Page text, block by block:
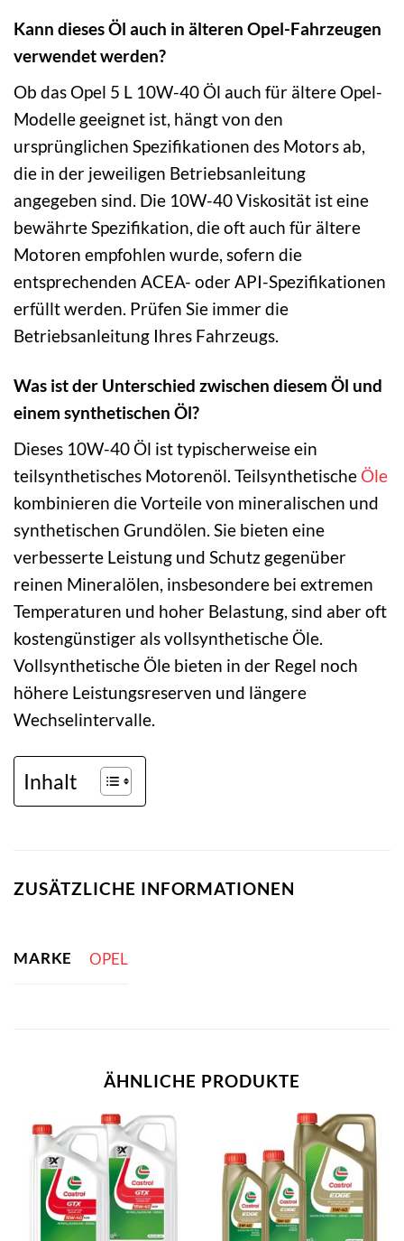
Kann dieses Öl auch in älteren Opel-Fahrzeugen
verwendet werden?
Ob das Opel 5 L 10W-40 Öl auch für ältere Opel-
Modelle geeignet ist, hängt von den
ursprünglichen Spezifikationen des Motors ab,
die in der jeweiligen Betriebsanleitung
angegeben sind. Die 10W-40 Viskosität ist eine
bewährte Spezifikation, die oft auch für ältere
Motoren empfohlen wurde, sofern die
entsprechenden ACEA- oder API-Spezifikationen
erfüllt werden. Prüfen Sie immer die
Betriebsanleitung Ihres Fahrzeugs.
Was ist der Unterschied zwischen diesem Öl und
einem synthetischen Öl?
Dieses 10W-40 Öl ist typischerweise ein
teilsynthetisches Motorenöl. Teilsynthetische Öle
kombinieren die Vorteile von mineralischen und
synthetischen Grundölen. Sie bieten eine
verbesserte Leistung und Schutz gegenüber
reinen Mineralölen, insbesondere bei extremen
Temperaturen und hoher Belastung, sind aber oft
kostengünstiger als vollsynthetische Öle.
Vollsynthetische Öle bieten in der Regel noch
höhere Leistungsreserven und längere
Wechselintervalle.
Inhalt
ZUSÄTZLICHE INFORMATIONEN
MARKE OPEL
ÄHNLICHE PRODUKTE